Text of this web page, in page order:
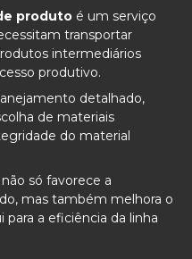
produto é um serviço
transportar
intermediários
produtivo.
detalhado,
de materiais
do material
só favorece a
mas também melhora o
a eficiência da linha